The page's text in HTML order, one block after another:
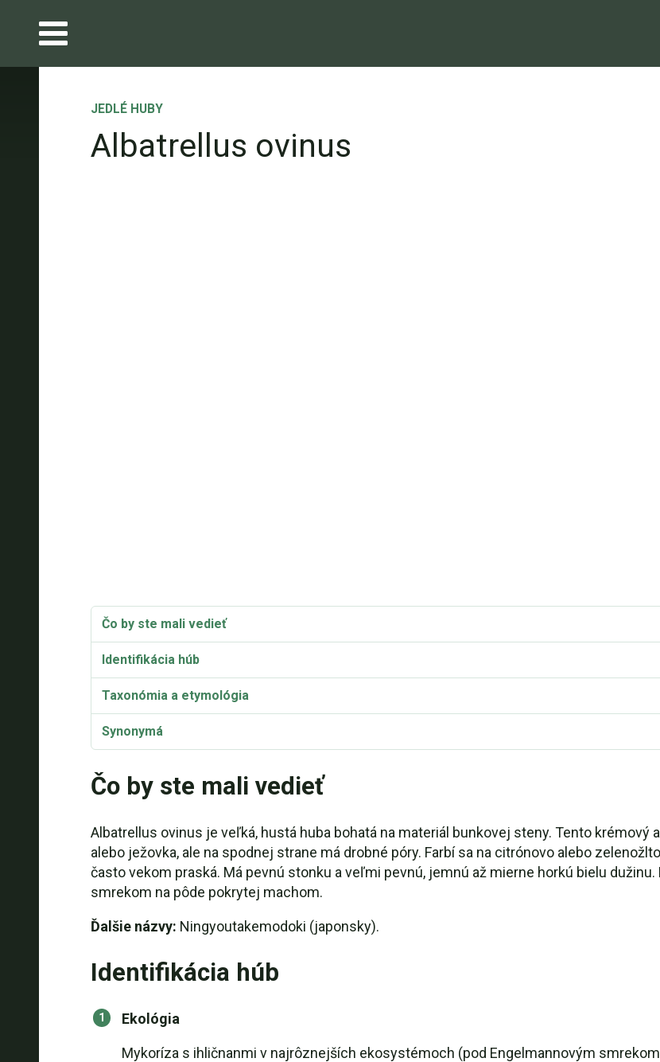
JEDLÉ HUBY
Albatrellus ovinus
Čo by ste mali vedieť
Identifikácia húb
Taxonómia a etymológia
Synonymá
Čo by ste mali vedieť
Albatrellus ovinus je veľká, hustá huba bohatá na materiál bunkovej steny. Tento krémový
alebo ježovka, ale na spodnej strane má drobné póry. Farbí sa na citrónovo alebo
často vekom praská. Má pevnú stonku a veľmi pevnú, jemnú až mierne horkú bielu
smrekom na pôde pokrytej machom.
Ďalšie názvy: Ningyoutakemodoki (japonsky).
Identifikácia húb
Ekológia
Mykoríza s ihličnanmi v najrôznejších ekosystémoch (pod Engelmannovým